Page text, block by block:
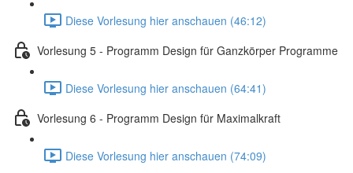
Diese Vorlesung hier anschauen (46:12)
Vorlesung 5 - Programm Design für Ganzkörper Programme
Diese Vorlesung hier anschauen (64:41)
Vorlesung 6 - Programm Design für Maximalkraft
Diese Vorlesung hier anschauen (74:09)